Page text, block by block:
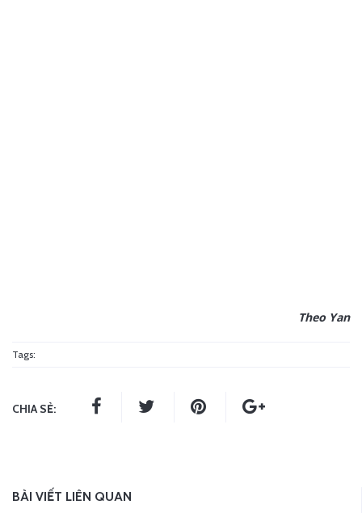
Theo Yan
Tags:
CHIA SẺ:
BÀI VIẾT LIÊN QUAN